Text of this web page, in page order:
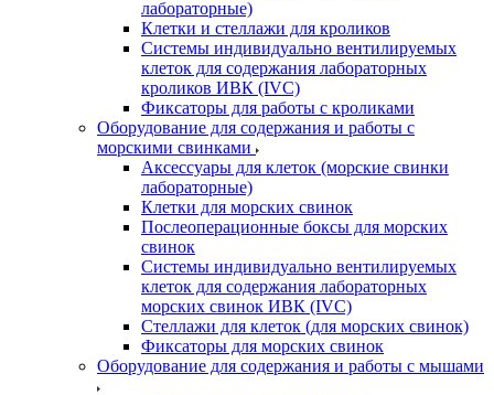
лабораторные)
Клетки и стеллажи для кроликов
Системы индивидуально вентилируемых
клеток для содержания лабораторных
кроликов ИВК (IVC)
Фиксаторы для работы с кроликами
Оборудование для содержания и работы с
морскими свинками
Аксессуары для клеток (морские свинки
лабораторные)
Клетки для морских свинок
Послеоперационные боксы для морских
свинок
Системы индивидуально вентилируемых
клеток для содержания лабораторных
морских свинок ИВК (IVC)
Стеллажи для клеток (для морских свинок)
Фиксаторы для морских свинок
Оборудование для содержания и работы с мышами